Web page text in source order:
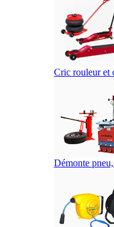
Cric rouleur et
Démonte